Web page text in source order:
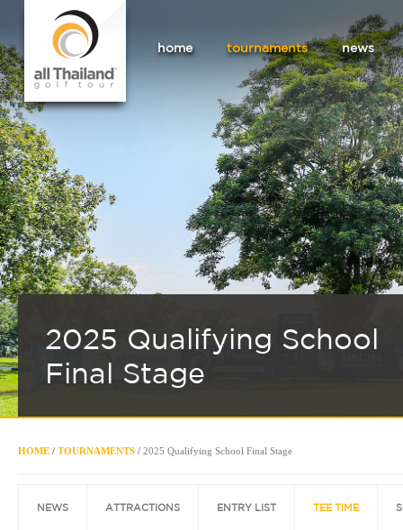
home tournaments news
2025 Qualifying School
Final Stage
HOME / TOURNAMENTS / 2025 Qualifying School Final Stage
NEWS ATTRACTIONS ENTRY LIST TEE TIME